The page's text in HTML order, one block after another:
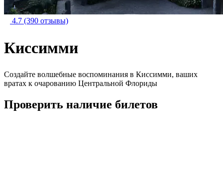
4.7 (390 отзывы)
Киссимми
Создайте волшебные воспоминания в Киссимми, ваших
вратах к очарованию Центральной Флориды
Проверить наличие билетов